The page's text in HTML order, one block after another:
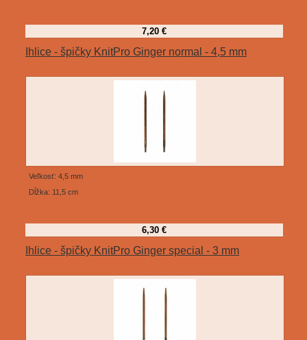
7,20 €
Ihlice - špičky KnitPro Ginger normal - 4,5 mm
Veľkosť: 4,5 mm
Dĺžka: 11,5 cm
6,30 €
Ihlice - špičky KnitPro Ginger special - 3 mm